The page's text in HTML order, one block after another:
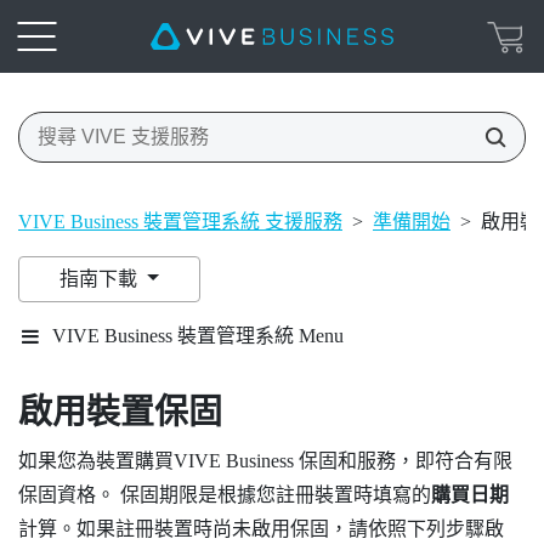
VIVE Business 裝置管理系統 支援服務 > 準備開始 > 啟用
指南下載
VIVE Business 裝置管理系統 Menu
啟用裝置保固
如果您為裝置購買VIVE Business 保固和服務 ，即符合有限
保固資格。 保固期限是根據您註冊裝置時填寫的購買日期
計算。如果註冊裝置時尚未啟用保固，請依照下列步驟啟